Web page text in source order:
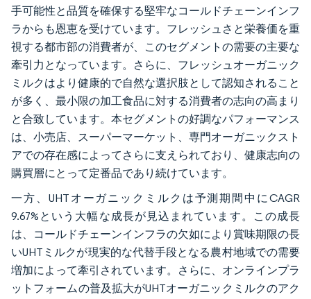
手可能性と品質を確保する堅牢なコールドチェーンインフ
ラからも恩恵を受けています。フレッシュさと栄養価を重
視する都市部の消費者が、このセグメントの需要の主要な
牽引力となっています。さらに、フレッシュオーガニック
ミルクはより健康的で自然な選択肢として認知されること
が多く、最小限の加工食品に対する消費者の志向の高まり
と合致しています。本セグメントの好調なパフォーマンス
は、小売店、スーパーマーケット、専門オーガニックスト
アでの存在感によってさらに支えられており、健康志向の
購買層にとって定番品であり続けています。
一方、UHTオーガニックミルクは予測期間中にCAGR
9.67%という大幅な成長が見込まれています。この成長
は、コールドチェーンインフラの欠如により賞味期限の長
いUHTミルクが現実的な代替手段となる農村地域での需要
増加によって牽引されています。さらに、オンラインプラ
ットフォームの普及拡大がUHTオーガニックミルクのアク